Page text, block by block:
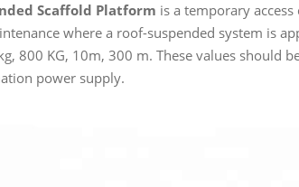
Scaffold Platform is a temporary
where a roof-suspended system is
800 KG, 10m, 300 m. These values should
power supply.